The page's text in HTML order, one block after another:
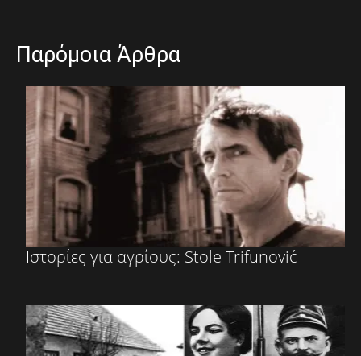
Παρόμοια Άρθρα
Ιστορίες για αγρίους: Stole Trifunović